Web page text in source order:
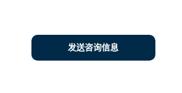
发送咨询信息